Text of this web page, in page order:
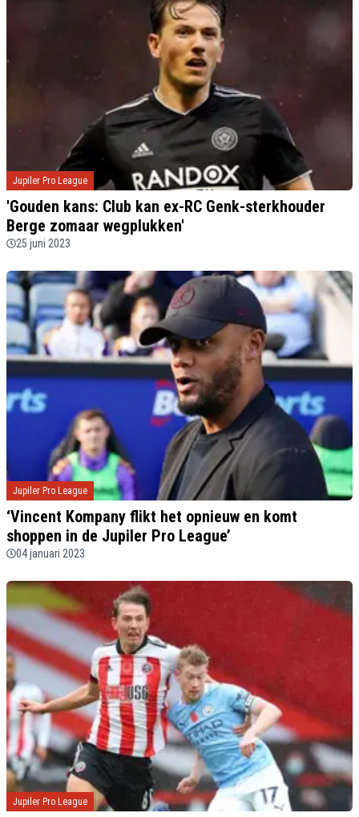
Jupiler Pro League
'Gouden kans: Club kan ex-RC Genk-sterkhouder
Berge zomaar wegplukken'
25 juni 2023
Jupiler Pro League
‘Vincent Kompany flikt het opnieuw en komt
shoppen in de Jupiler Pro League’
04 januari 2023
Jupiler Pro League